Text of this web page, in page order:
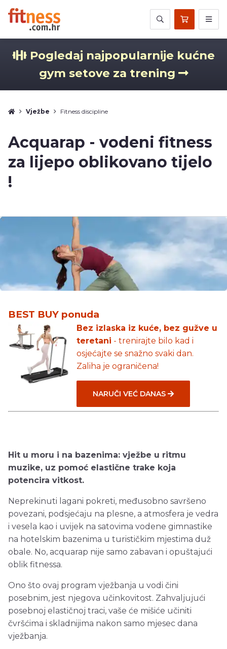
Pogledaj najpopularnije kućne
gym setove za trening
Vježbe Fitness discipline
Acquarap - vodeni fitness
za lijepo oblikovano tijelo
!
BEST BUY ponuda
Bez izlaska iz kuće, bez gužve u
teretani - trenirajte bilo kad i
osjećajte se snažno svaki dan.
Zaliha je ograničena!
NARUČI VEĆ DANAS
Hit u moru i na bazenima: vježbe u ritmu
muzike, uz pomoć elastične trake koja
potencira vitkost.
Neprekinuti lagani pokreti, međusobno savršeno
povezani, podsjećaju na plesne, a atmosfera je vedra
i vesela kao i uvijek na satovima vodene gimnastike
na hotelskim bazenima u turističkim mjestima duž
obale. No, acquarap nije samo zabavan i opuštajući
oblik fitnessa.
Ono što ovaj program vježbanja u vodi čini
posebnim, jest njegova učinkovitost. Zahvaljujući
posebnoj elastičnoj traci, vaše će mišiće učiniti
čvršćima i skladnijima nakon samo mjesec dana
vježbanja.